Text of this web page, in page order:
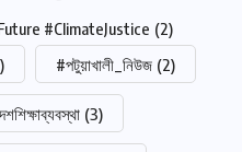
#ClimateJustice (2)
#পটুয়াখালী_নিউজ (2)
(3)